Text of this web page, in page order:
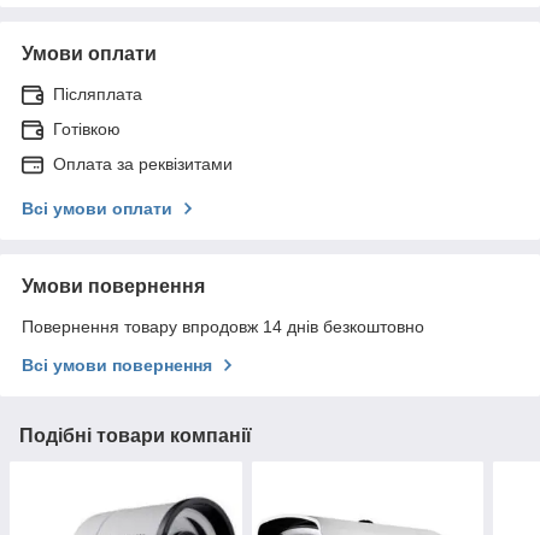
Умови оплати
Післяплата
Готівкою
Оплата за реквізитами
Всі умови оплати
Умови повернення
Повернення товару впродовж 14 днів безкоштовно
Всі умови повернення
Подібні товари компанії